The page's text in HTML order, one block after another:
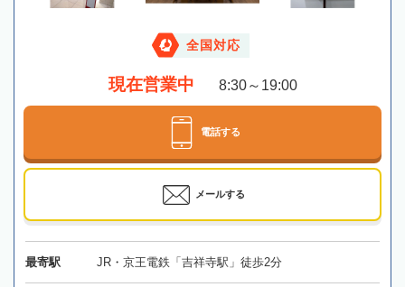
全国対応
現在営業中 8:30～19:00
電話する
メールする
最寄駅 JR・京王電鉄「吉祥寺駅」徒歩2分